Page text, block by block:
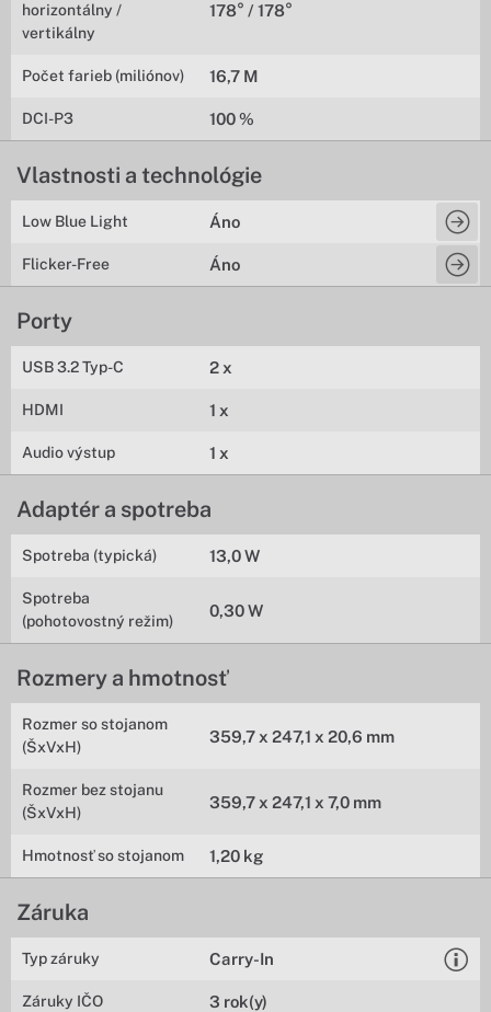
horizontálny /
vertikálny
178° / 178°
Počet farieb (miliónov) 16,7 M
DCI-P3 100 %
Vlastnosti a technológie
Low Blue Light Áno
Flicker-Free Áno
Porty
USB 3.2 Typ-C 2 x
HDMI 1 x
Audio výstup 1 x
Adaptér a spotreba
Spotreba (typická) 13,0 W
Spotreba
(pohotovostný režim)
0,30 W
Rozmery a hmotnosť
Rozmer so stojanom
(ŠxVxH)
359,7 x 247,1 x 20,6 mm
Rozmer bez stojanu
(ŠxVxH)
359,7 x 247,1 x 7,0 mm
Hmotnosť so stojanom 1,20 kg
Záruka
Typ záruky Carry-In
Záruky IČO 3 rok(y)